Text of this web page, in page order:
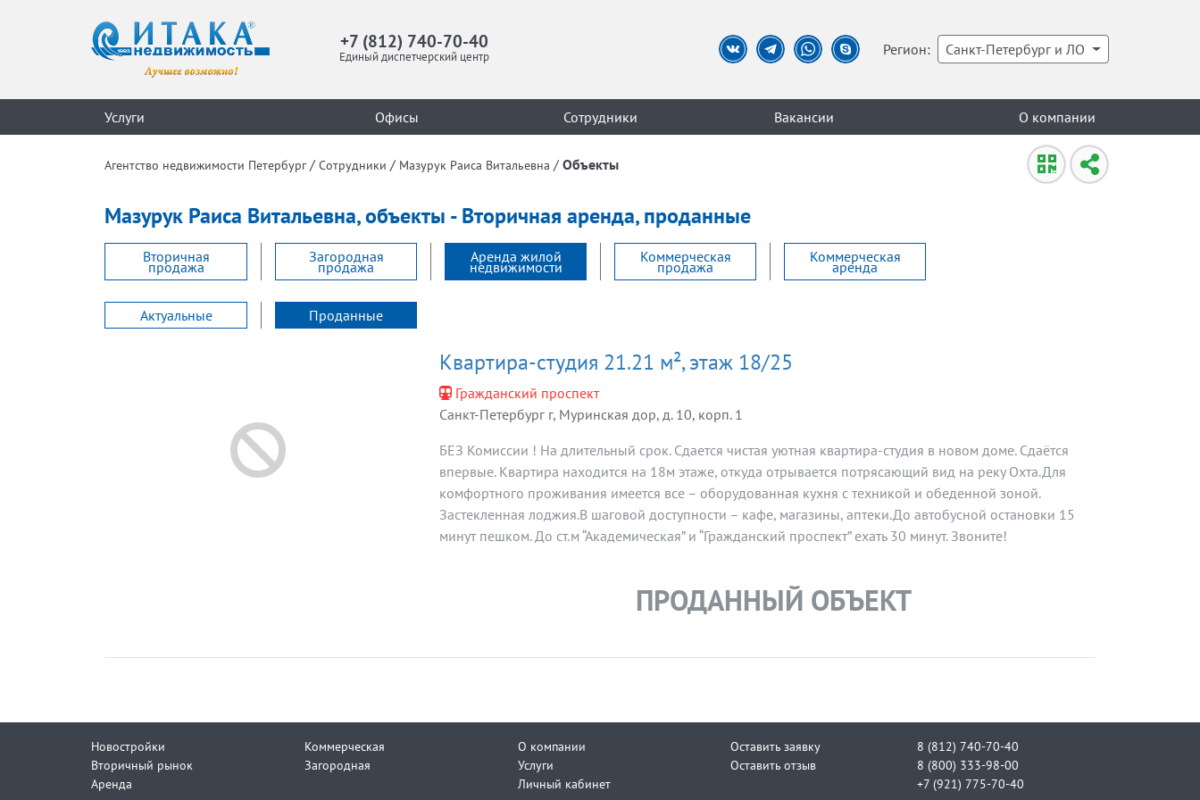
+7 (812) 740-70-40
Единый диспетчерский центр Регион: Санкт-Петербург и ЛО
Услуги Офисы Сотрудники Вакансии О компании
Агентство недвижимости Петербург / Сотрудники / Мазурук Раиса Витальевна / Объекты
Мазурук Раиса Витальевна, объекты - Вторичная аренда, проданные
Вторичная
продажа
Загородная
продажа
Аренда жилой
недвижимости
Коммерческая
продажа
Коммерческая
аренда
Актуальные Проданные
Квартира-студия 21.21 м², этаж 18/25
Гражданский проспект
Санкт-Петербург г, Муринская дор, д. 10, корп. 1
БЕЗ Комиссии ! На длительный срок. Сдается чистая уютная квартира-студия в новом доме. Сдаётся
впервые. Квартира находится на 18м этаже, откуда отрывается потрясающий вид на реку Охта.Для
комфортного проживания имеется все – оборудованная кухня с техникой и обеденной зоной.
Застекленная лоджия.В шаговой доступности – кафе, магазины, аптеки.До автобусной остановки 15
минут пешком. До ст.м “Академическая” и “Гражданский проспект” ехать 30 минут. Звоните!
ПРОДАННЫЙ ОБЪЕКТ
Новостройки
Вторичный рынок
Аренда
Коммерческая
Загородная
О компании
Услуги
Личный кабинет
Оставить заявку
Оставить отзыв
8 (812) 740-70-40
8 (800) 333-98-00
+7 (921) 775-70-40